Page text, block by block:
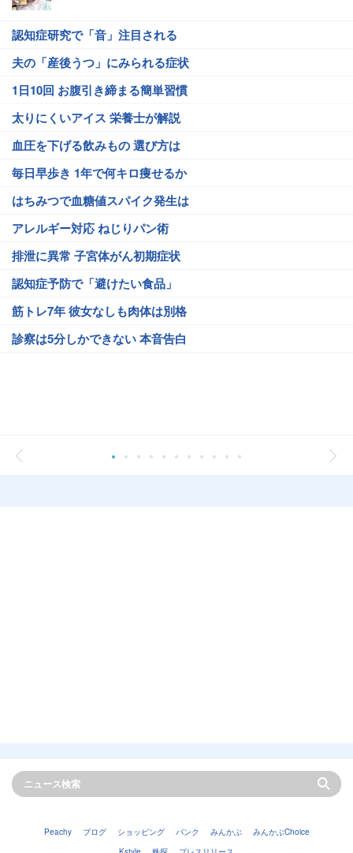
認知症研究で「音」注目される
夫の「産後うつ」にみられる症状
1日10回 お腹引き締まる簡単習慣
太りにくいアイス 栄養士が解説
血圧を下げる飲みもの 選び方は
毎日早歩き 1年で何キロ痩せるか
はちみつで血糖値スパイク発生は
アレルギー対応 ねじりパン術
排泄に異常 子宮体がん初期症状
認知症予防で「避けたい食品」
筋トレ7年 彼女なしも肉体は別格
診察は5分しかできない 本音告白
Peachy ブログ ショッピング バンク みんかぶ
みんかぶChoice